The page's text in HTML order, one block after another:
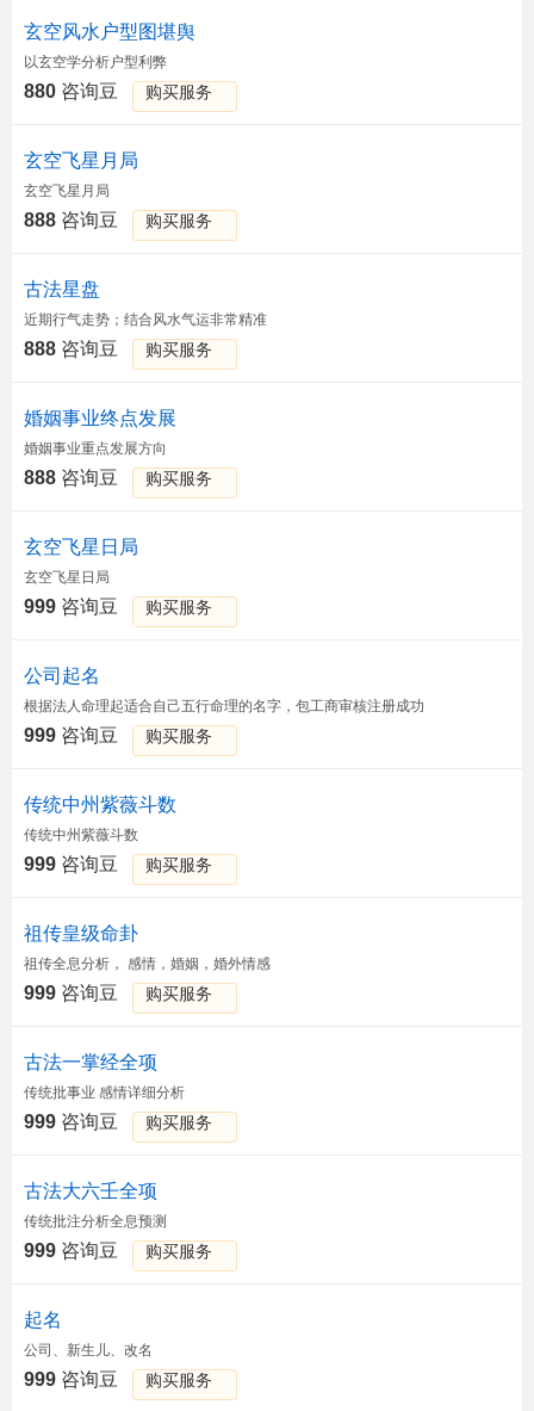
玄空风水户型图堪舆
以玄空学分析户型利弊
880 咨询豆 购买服务
玄空飞星月局
玄空飞星月局
888 咨询豆 购买服务
古法星盘
近期行气走势；结合风水气运非常精准
888 咨询豆 购买服务
婚姻事业终点发展
婚姻事业重点发展方向
888 咨询豆 购买服务
玄空飞星日局
玄空飞星日局
999 咨询豆 购买服务
公司起名
根据法人命理起适合自己五行命理的名字，包工商审核注册成功
999 咨询豆 购买服务
传统中州紫薇斗数
传统中州紫薇斗数
999 咨询豆 购买服务
祖传皇级命卦
祖传全息分析， 感情，婚姻，婚外情感
999 咨询豆 购买服务
古法一掌经全项
传统批事业 感情详细分析
999 咨询豆 购买服务
古法大六壬全项
传统批注分析全息预测
999 咨询豆 购买服务
起名
公司、新生儿、改名
999 咨询豆 购买服务